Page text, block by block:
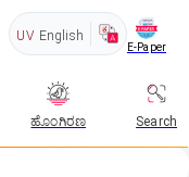
UV English
E-Paper
ಹೊಂಗಿರಣ Search